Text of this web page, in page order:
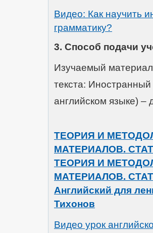
Видео: Как научить
грамматику?
3. Способ подачи
Изучаемый материал
текста: Иностранный
английском языке) –
ТЕОРИЯ И
МАТЕРИАЛОВ.
ТЕОРИЯ И
МАТЕРИАЛОВ.
Английский для
Тихонов
Видео урок